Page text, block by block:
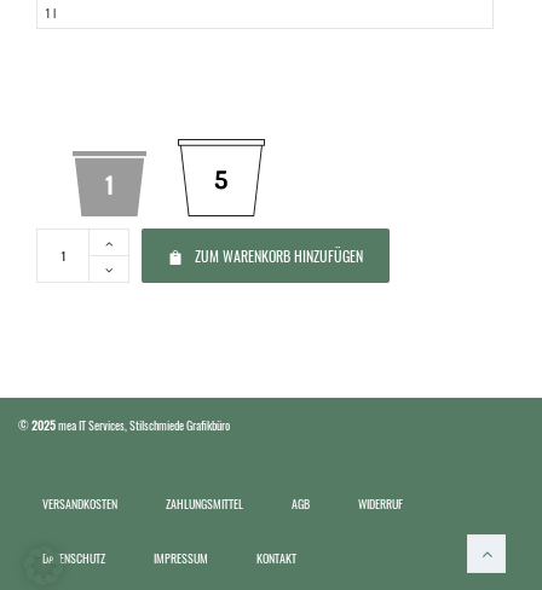
Pinie
ZUM WARENKORB HINZUFÜGEN
©2025mea IT Services Stilschmiede Grafikbüro
VERSANDKOSTEN ZAHLUNGSMITTEL AGB WIDERRUF
DATENSCHUTZ IMPRESSUM KONTAKT